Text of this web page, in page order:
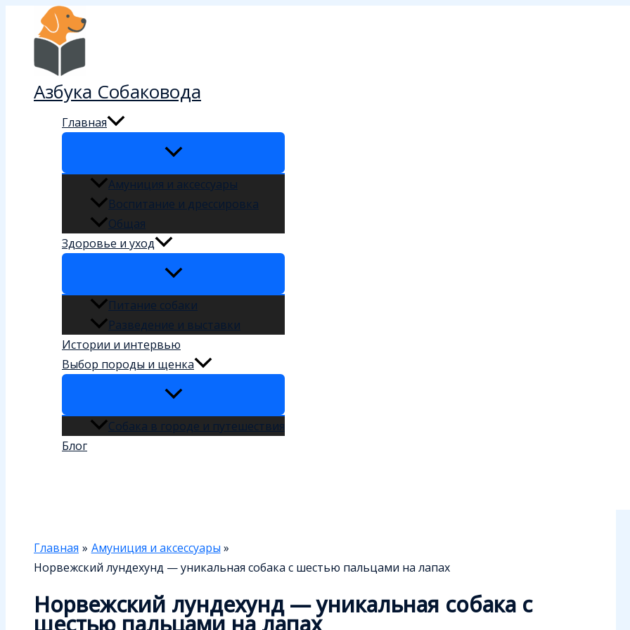
Перейти
Азбука Собаковода
Главная
Амуниция и аксессуары
Воспитание и дрессировка
Общая
Здоровье и уход
Питание собаки
Разведение и выставки
Истории и интервью
Выбор породы и щенка
Собака в городе и путешествия
Блог
Главная
Амуниция и аксессуары
Норвежский лундехунд — уникальная собака с шестью пальцами на лапах
Норвежский лундехунд — уникальная собака с
шестью пальцами на лапах